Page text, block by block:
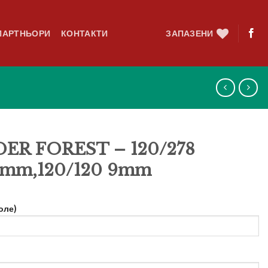
КОНТАКТИ ЗАПАЗЕНИ
FOREST – 120/278
120 9mm